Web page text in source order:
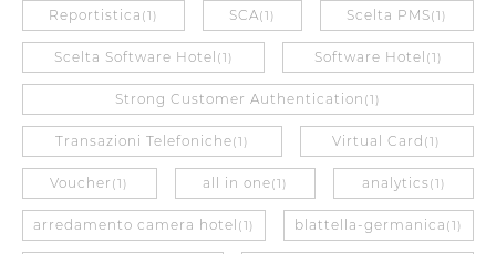
Reportistica (1) SCA(1) Scelta PMS(1)
Scelta Software Hotel (1) Software Hotel (1)
Strong Customer Authentication (1)
Transazioni Telefoniche(1) Virtual Card (1)
Voucher (1) all in one(1) analytics(1)
arredamento camera hotel (1) blattella-germanica (1)